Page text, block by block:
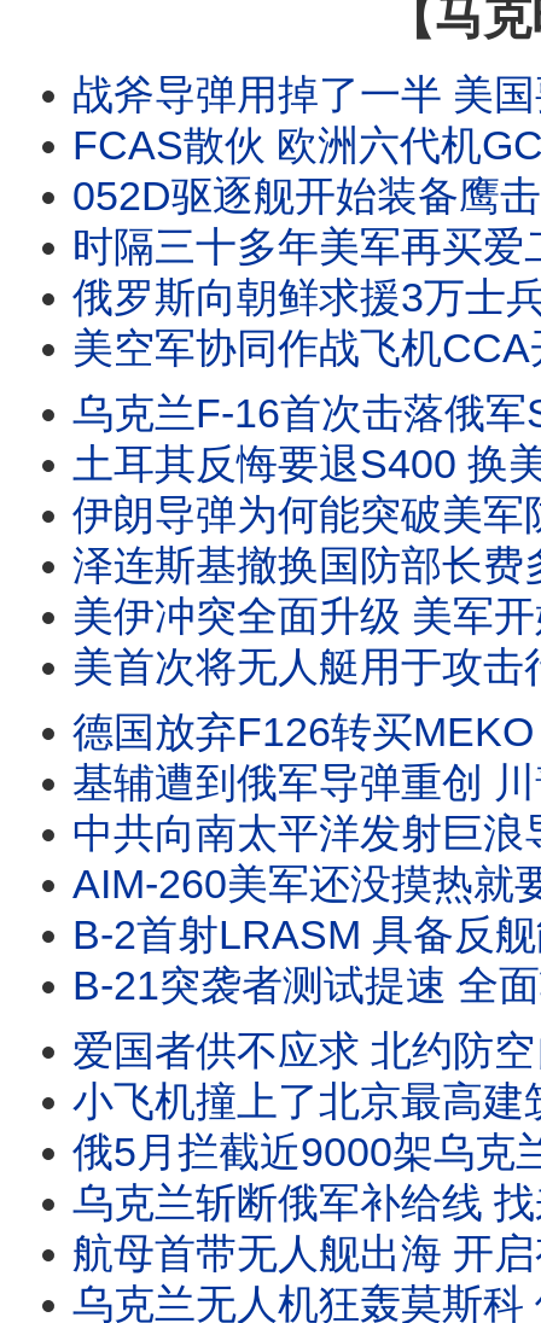
【马
战斧导弹用掉了一半 美国要如何应对 消耗战的教训 美军推平价远程打击
FCAS散伙 欧洲六代机GCAP或提前服役 变循环发动机采用巧劲路线 与F-47相比哪个
052D驱逐舰开始装备鹰击-20 苏联超音速饱和攻击逼出了美军神盾系统 现在鸟
时隔三十多年美军再买爱二GEM-T拦截弹 洛马官宣爱三ACE 主打便宜易生
俄罗斯向朝鲜求援3万士兵 兵源已跟不上损耗 乌克兰四线反击 影子舰队受重创 俄乌
美空军协同作战飞机CCA开始量产 YFQ-44A完成实弹射击又远距转场 第二阶段已
乌克兰F-16首次击落俄军Su-35S A射B导发威 Su-35有优势也有短
土耳其反悔要退S400 换美国重新出售F-35战机 乌克兰战场戳破S400神
伊朗导弹为何能突破美军防御网 是软件升级了还是使用新型导弹 饱和攻击严重消
泽连斯基撤换国防部长费多罗夫 暴露费多罗夫与总司令瑟尔斯基矛盾激化 引发
美伊冲突全面升级 美军开始白天轰炸 F-22却全部离场去了英国 伊朗想拉波
美首次将无人艇用于攻击行动 伊斯兰革命卫队边际效益正在递减 美国给伊朗台阶
德国放弃F126转买MEKO A200 美德海军同时转向 放弃大而全高端军舰 采购可快速交付
基辅遭到俄军导弹重创 川普承诺让乌克兰自己生产爱国者导弹 乌克兰开发自
中共向南太平洋发射巨浪导弹 故意摆迷魂阵 到底是巨浪2还是巨浪3 中美潜射洲
AIM-260美军还没摸热就要出口澳洲 美海军已装备AIM-174B远程空空导
B-2首射LRASM 具备反舰能力 日本潜艇用鱼雷击沉靶船 如何击沉4万吨军
B-21突袭者测试提速 全面转入实战化评估测试 距离服役又近了一大步 B-21
爱国者供不应求 北约防空自主化需长期努力才行 现有哪些可以替代美制防空系统 #爱国
小飞机撞上了北京最高建筑 距离中南海不到10公里 到底是机械故障、飞行员失能
俄5月拦截近9000架乌克兰无人机 俄乌无人机大战螺旋式上升 规模越来越大 喷气
乌克兰斩断俄军补给线 找来台湾寻求技术合作 打造非红供应链 乌克兰向日本推
航母首带无人舰出海 开启有人无人协同海战新页 从实验走向实战 “海鹰号”无人舰
乌克兰无人机狂轰莫斯科 俄导弹脱靶开罐自家油库 乌军远程打击手段都